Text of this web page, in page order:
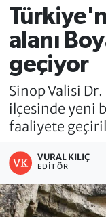
alanı
geçiyor
Sinop Valisi
ilçesinde yeni
faaliyete
VURAL KILIÇ
EDITÖR
Süper Lig
Tüm
Son Dakika
Haber Arşivi